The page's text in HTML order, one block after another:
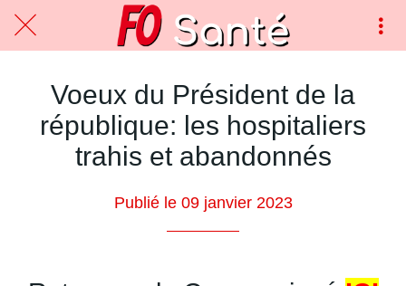
Voeux du Président de la
république: les hospitaliers
trahis et abandonnés
Publié le 09 janvier 2023